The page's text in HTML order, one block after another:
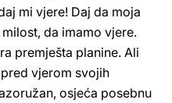
mi vjere! Daj da moja
da imamo vjere.
premješta planine. Ali
vjerom svojih
osjeća posebnu